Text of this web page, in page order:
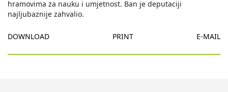
hramovima za nauku i umjetnost. Ban je deputaciji
najljubaznije zahvalio.
DOWNLOAD PRINT E-MAIL